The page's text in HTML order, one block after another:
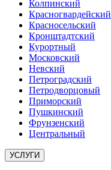
Колпинский
Красногвардейский
Красносельский
Кронштадтcкий
Курортный
Московский
Невский
Петроградский
Петродворцовый
Приморский
Пушкинский
Фрунзенский
Центральный
УСЛУГИ